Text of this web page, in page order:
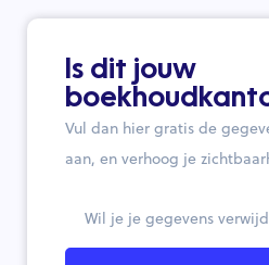
Is dit jouw
Vul dan hier gratis de
aan, en verhoog je
Wil je je gegevens